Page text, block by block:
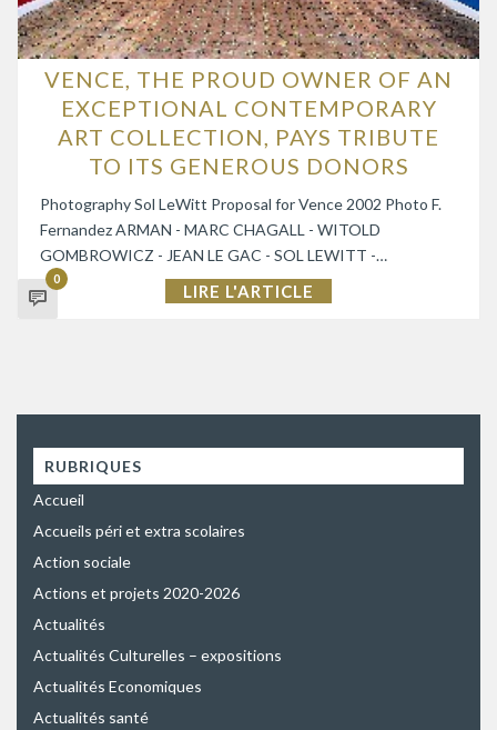
VENCE, THE PROUD OWNER OF AN
EXCEPTIONAL CONTEMPORARY
ART COLLECTION, PAYS TRIBUTE
TO ITS GENEROUS DONORS
Photography Sol LeWitt Proposal for Vence 2002 Photo F.
Fernandez ARMAN - MARC CHAGALL - WITOLD
GOMBROWICZ - JEAN LE GAC - SOL LEWITT -…
0
LIRE L'ARTICLE
RUBRIQUES
Accueil
Accueils péri et extra scolaires
Action sociale
Actions et projets 2020-2026
Actualités
Actualités Culturelles – expositions
Actualités Economiques
Actualités santé